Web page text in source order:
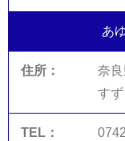
あ
奈
す